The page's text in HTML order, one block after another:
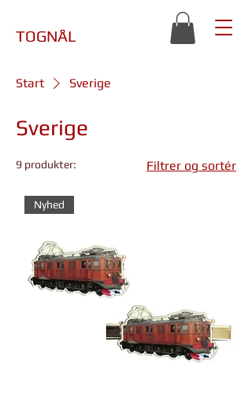
TOGNÅL
Start Sverige
Sverige
9 produkter: Filtrer og sortér
Nyhed